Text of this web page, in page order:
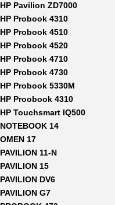
HP Pavilion ZD7000
HP Probook 4310
HP Probook 4510
HP Probook 4520
HP Probook 4710
HP Probook 4730
HP Probook 5330M
HP Proobook 4310
HP Touchsmart IQ500
NOTEBOOK 14
OMEN 17
PAVILION 11-N
PAVILION 15
PAVILION DV6
PAVILION G7